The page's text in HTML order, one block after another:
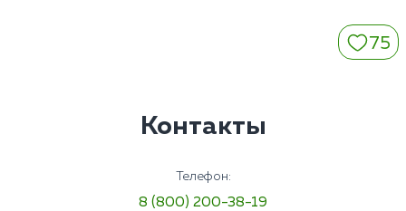
75
Контакты
Телефон:
8 (800) 200-38-19